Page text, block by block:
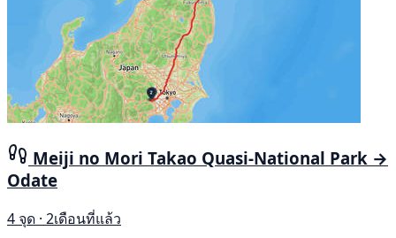
Meiji no Mori Takao Quasi-National Park →
Odate
4 จุด · 2เดือนที่แล้ว